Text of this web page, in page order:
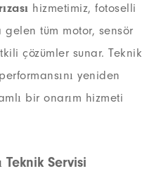
hizmetimiz, fotoselli
gelen tüm motor, sensör
çözümler sunar. Teknik
yeniden
bir onarım hizmeti
Teknik Servisi